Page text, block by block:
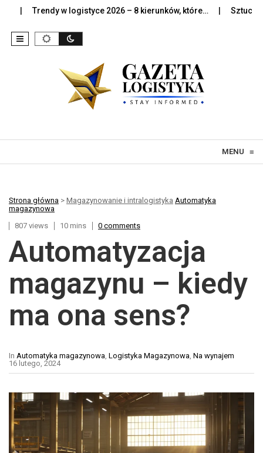
Trendy w logistyce 2026 – 8 kierunków, które… Sztuczna
MENU ≡
Strona główna > Magazynowanie i intralogistyka Automatyka
magazynowa
807 views
10 mins 0 comments
Automatyzacja
magazynu – kiedy
ma ona sens?
In Automatyka magazynowa, Logistyka Magazynowa, Na wynajem
16 lutego, 2024